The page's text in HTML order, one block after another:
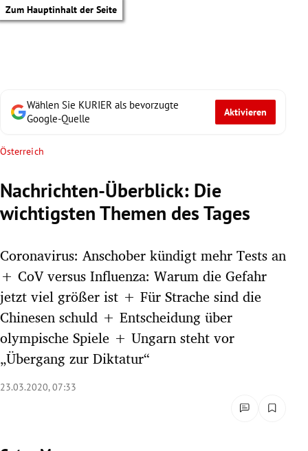
Zum Hauptinhalt der Seite
Untermenü
Untermenü
Untermenü
Untermenü
Wählen Sie KURIER als bevorzugte
Google-Quelle
Aktivieren
Österreich
Nachrichten-Überblick: Die
wichtigsten Themen des Tages
Coronavirus: Anschober kündigt mehr Tests an
+ CoV versus Influenza: Warum die Gefahr
jetzt viel größer ist + Für Strache sind die
Chinesen schuld + Entscheidung über
olympische Spiele + Ungarn steht vor
„Übergang zur Diktatur“
23.03.2020, 07:33